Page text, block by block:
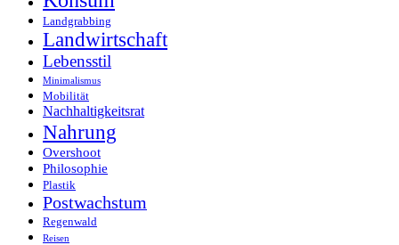
Landgrabbing
Landwirtschaft
Lebensstil
Minimalismus
Mobilität
Nachhaltigkeitsrat
Nahrung
Overshoot
Philosophie
Plastik
Postwachstum
Regenwald
Reisen